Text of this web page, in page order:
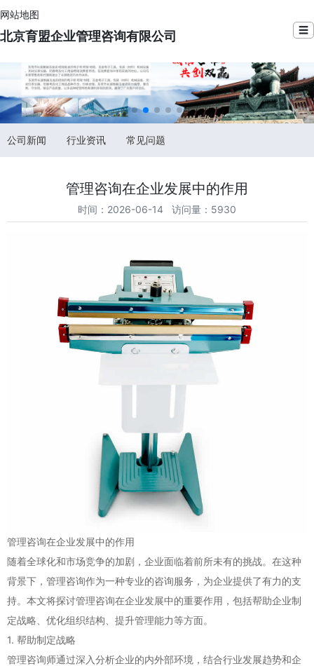
网站地图
北京育盟企业管理咨询有限公司 ☰
公司新闻 行业资讯 常见问题
管理咨询在企业发展中的作用
时间：2026-06-14 访问量：5930
管理咨询在企业发展中的作用
随着全球化和市场竞争的加剧，企业面临着前所未有的挑战。在这种
背景下，管理咨询作为一种专业的咨询服务，为企业提供了有力的支
持。本文将探讨管理咨询在企业发展中的重要作用，包括帮助企业制
定战略、优化组织结构、提升管理能力等方面。
1. 帮助制定战略
管理咨询师通过深入分析企业的内外部环境，结合行业发展趋势和企